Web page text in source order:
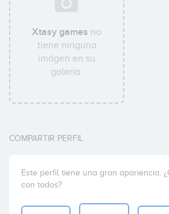
Xtasy games no
tiene ninguna
imágen en su
galería.
COMPARTIR PERFIL
Este perfil tiene una gran apariencia.
con todos?